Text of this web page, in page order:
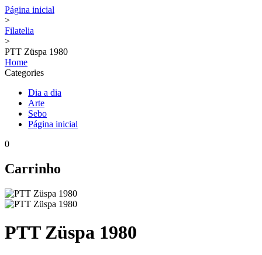
Página inicial
>
Filatelia
>
PTT Züspa 1980
Home
Categories
Dia a dia
Arte
Sebo
Página inicial
0
Carrinho
PTT Züspa 1980